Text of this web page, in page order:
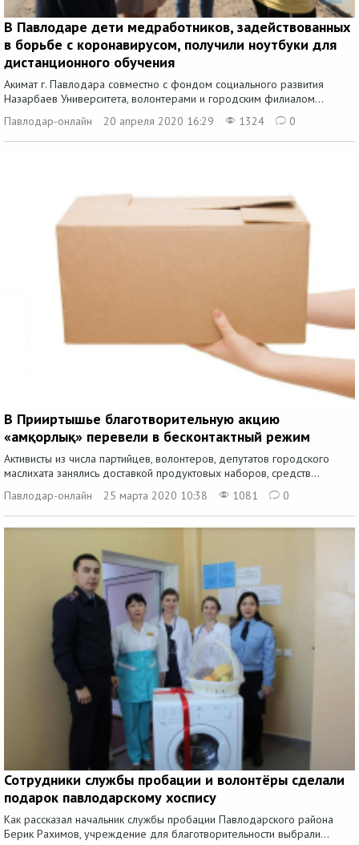
В Павлодаре дети медработников, задействованных
в борьбе с коронавирусом, получили ноутбуки для
дистанционного обучения
Акимат г. Павлодара совместно с фондом социального развития
Назарбаев Университета, волонтерами и городским филиалом...
Павлодар-онлайн
20 апреля 2020 16:29 1324 0
В Прииртышье благотворительную акцию
«Қамқорлық» перевели в бесконтактный режим
Активисты из числа партийцев, волонтеров, депутатов городского
маслихата занялись доставкой продуктовых наборов, средств...
Павлодар-онлайн
25 марта 2020 10:38 1081 0
Сотрудники службы пробации и волонтёры сделали
подарок павлодарскому хоспису
Как рассказал начальник службы пробации Павлодарского района
Берик Рахимов, учреждение для благотворительности выбрали...